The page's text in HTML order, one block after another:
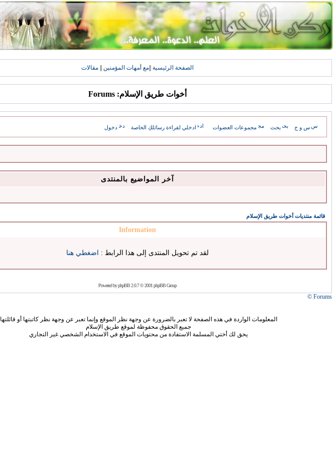
الصفحة الرئيسية مع أمهات المؤمنين مقالات
أخوات طريق الإسلام: Forums
س و ج بحث مجموعات العضوات ادخلي لقراءة رسائلكِ الخاصة دخول
آخر المواضيع بالمنتدى
قائمة منتديات أخوات طريق الإسلام
Information
لقد تم تحويل المنتدى إلى هذا الرابط : اضغطي هنا
Powered byphpBB2.0.7 © 2001 phpBB Group
Forums ©
المعلومات الواردة في هذه الصفحة لا تعبر بالضرورة عن وجهة نظر الموقع وإنما تعبر عن وجهة نظر كاتبتها أو قائلتها
جميع الحقوق محفوظة لموقع طريق الإسلام
يحق لك أختي المسلمة الاستفادة من محتويات الموقع في الاستخدام الشخصي غير التجاري